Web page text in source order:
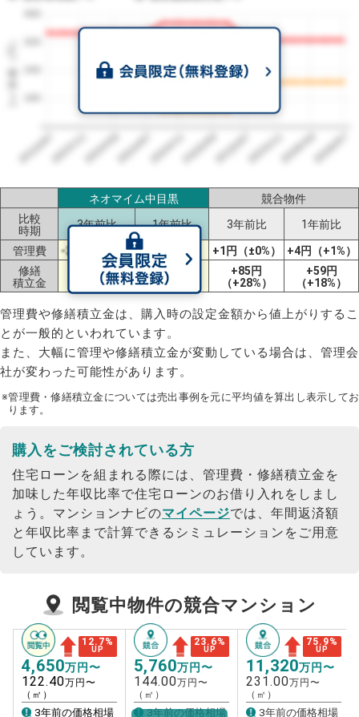
1㎡単価（円）
2023/072023/112024/032024/072024/112025/032025/072025/112026/032026/07
ネオマイム中目黒
競合物件
比較
時期
3年前比 1年前比 3年前比 1年前比
管理費 -20円（-6%） ±0円（±0%） +1円（±0%）
+4円（+1%）
修繕
積立金
ー ±0円（±0%）
+85円
（+28%）
+59円
（+18%）
管理費や修繕積立金は、購入時の設定金額から値上がりするこ
とが一般的といわれています。
また、大幅に管理や修繕積立金が変動している場合は、管理会
社が変わった可能性があります。
※管理費・修繕積立金については売出事例を元に平均値を算出し表示してお
ります。
購入をご検討されている方
住宅ローンを組まれる際には、管理費・修繕積立金を
加味した年収比率で住宅ローンのお借り入れをしまし
ょう。 マンションナビのマイページでは、年間返済額
と年収比率まで計算できるシミュレーションをご用意
しています。
閲覧中物件の競合マンション
12.7%
UP
4,650万円〜
122.40万円〜
（㎡）
3年前の価格相場
23.6%
UP
5,760万円〜
144.00万円〜
（㎡）
3年前の価格相場
75.9%
UP
11,320万円〜
231.00万円〜
（㎡）
3年前の価格相場